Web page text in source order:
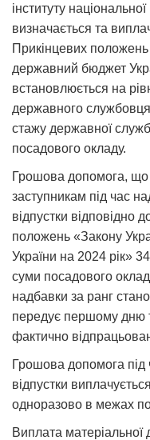
інституту
визначається та
Прикінцевих
державний бюджет
встановлюється на
державного
стажу державної
посадового окладу.
Грошова допомога, що
заступникам під час
відпустки відповідно
положень «Закону
України на 2024 рік»
суми посадового
надбавки за ранг
передує першому дню
фактично
Грошова допомога під
відпустки
одноразово в межах
Виплата